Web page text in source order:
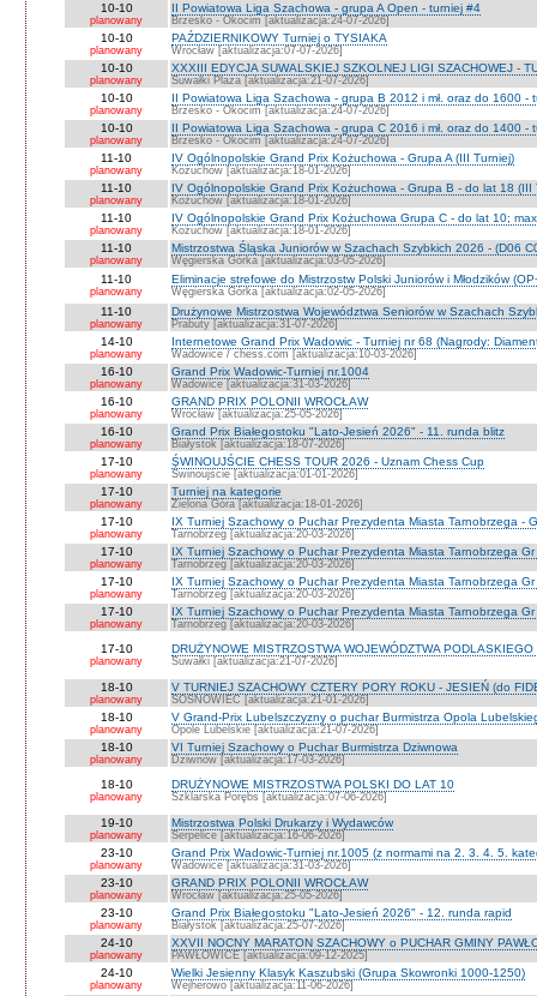
10-10
planowany
II Powiatowa Liga Szachowa - grupa A Open - turniej #4
Brzesko - Okocim [aktualizacja:24-07-2026]
10-10
planowany
PAŹDZIERNIKOWY Turniej o TYSIAKA
Wrocław [aktualizacja:07-07-2026]
10-10
planowany
XXXIII EDYCJA SUWALSKIEJ SZKOLNEJ LIGI SZACHOWEJ -
Suwałki Plaza [aktualizacja:21-07-2026]
10-10
planowany
II Powiatowa Liga Szachowa - grupa B 2012 i mł. oraz do 1600 -
Brzesko - Okocim [aktualizacja:24-07-2026]
10-10
planowany
II Powiatowa Liga Szachowa - grupa C 2016 i mł. oraz do 1400 -
Brzesko - Okocim [aktualizacja:24-07-2026]
11-10
planowany
IV Ogólnopolskie Grand Prix Kożuchowa - Grupa A (III Turniej)
Kożuchów [aktualizacja:18-01-2026]
11-10
planowany
IV Ogólnopolskie Grand Prix Kożuchowa - Grupa B - do lat 18 (III
Kożuchów [aktualizacja:18-01-2026]
11-10
planowany
IV Ogólnopolskie Grand Prix Kożuchowa Grupa C - do lat 10;
Kożuchów [aktualizacja:18-01-2026]
11-10
planowany
Mistrzostwa Śląska Juniorów w Szachach Szybkich 2026 - (D06
Węgierska Górka [aktualizacja:03-05-2026]
11-10
planowany
Eliminacje strefowe do Mistrzostw Polski Juniorów i Młodzików
Węgierska Górka [aktualizacja:02-05-2026]
11-10
planowany
Drużynowe Mistrzostwa Województwa Seniorów w Szachach
Prabuty [aktualizacja:31-07-2026]
14-10
planowany
Internetowe Grand Prix Wadowic - Turniej nr 68 (Nagrody:
Wadowice / chess.com [aktualizacja:10-03-2026]
16-10
planowany
Grand Prix Wadowic-Turniej nr.1004
Wadowice [aktualizacja:31-03-2026]
16-10
planowany
GRAND PRIX POLONII WROCŁAW
Wrocław [aktualizacja:25-05-2026]
16-10
planowany
Grand Prix Białegostoku "Lato-Jesień 2026" - 11. runda blitz
Białystok [aktualizacja:18-07-2026]
17-10
planowany
ŚWINOUJŚCIE CHESS TOUR 2026 - Uznam Chess Cup
Świnoujście [aktualizacja:01-01-2026]
17-10
planowany
Turniej na kategorie
Zielona Góra [aktualizacja:18-01-2026]
17-10
planowany
IX Turniej Szachowy o Puchar Prezydenta Miasta Tarnobrzega -
Tarnobrzeg [aktualizacja:20-03-2026]
17-10
planowany
IX Turniej Szachowy o Puchar Prezydenta Miasta Tarnobrzega
Tarnobrzeg [aktualizacja:20-03-2026]
17-10
planowany
IX Turniej Szachowy o Puchar Prezydenta Miasta Tarnobrzega
Tarnobrzeg [aktualizacja:20-03-2026]
17-10
planowany
IX Turniej Szachowy o Puchar Prezydenta Miasta Tarnobrzega Gr
Tarnobrzeg [aktualizacja:20-03-2026]
17-10
planowany
DRUŻYNOWE MISTRZOSTWA WOJEWÓDZTWA
Suwałki [aktualizacja:21-07-2026]
18-10
planowany
V TURNIEJ SZACHOWY CZTERY PORY ROKU - JESIEŃ (do
SOSNOWIEC [aktualizacja:21-01-2026]
18-10
planowany
V Grand-Prix Lubelszczyzny o puchar Burmistrza Opola
Opole Lubelskie [aktualizacja:21-07-2026]
18-10
planowany
VI Turniej Szachowy o Puchar Burmistrza Dziwnowa
Dziwnów [aktualizacja:17-03-2026]
18-10
planowany
DRUŻYNOWE MISTRZOSTWA POLSKI DO LAT 10
Szklarska Porębs [aktualizacja:07-06-2026]
19-10
planowany
Mistrzostwa Polski Drukarzy i Wydawców
Serpelice [aktualizacja:16-06-2026]
23-10
planowany
Grand Prix Wadowic-Turniej nr.1005 (z normami na 2. 3. 4. 5.
Wadowice [aktualizacja:31-03-2026]
23-10
planowany
GRAND PRIX POLONII WROCŁAW
Wrocław [aktualizacja:25-05-2026]
23-10
planowany
Grand Prix Białegostoku "Lato-Jesień 2026" - 12. runda rapid
Białystok [aktualizacja:25-07-2026]
24-10
planowany
XXVII NOCNY MARATON SZACHOWY o PUCHAR GMINY
PAWŁOWICE [aktualizacja:09-12-2025]
24-10
planowany
Wielki Jesienny Klasyk Kaszubski (Grupa Skowronki 1000-1250)
Wejherowo [aktualizacja:11-06-2026]